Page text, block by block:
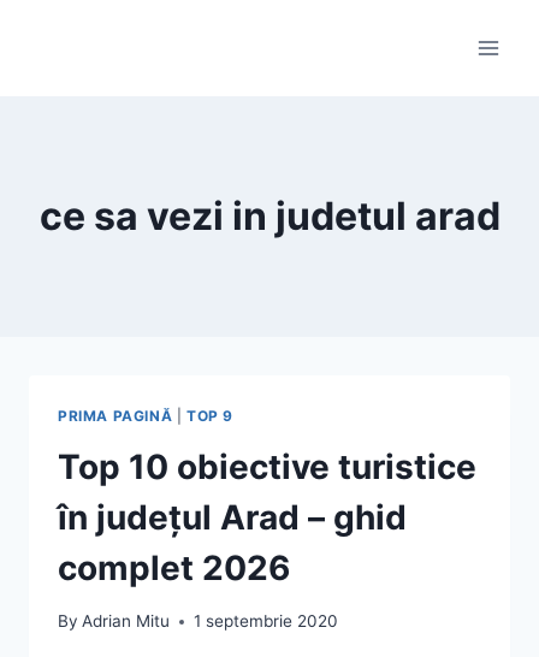
ce sa vezi in judetul arad
PRIMA PAGINĂ TOP 9
Top 10 obiective turistice
în județul Arad – ghid
complet 2026
By Adrian Mitu 1 septembrie 2020